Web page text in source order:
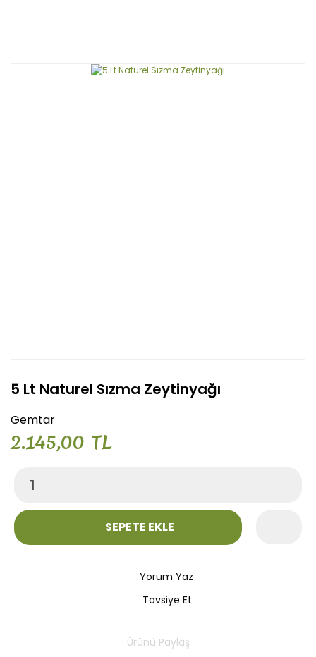
5 Lt Naturel Sızma Zeytinyağı
Gemtar
2.145,00 TL
SEPETE EKLE
Yorum Yaz
Tavsiye Et
Ürünü Paylaş